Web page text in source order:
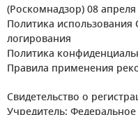
(Роскомнадзор) 08 апреля
Политика использования
логирования
Политика
Правила применения
Свидетельство о